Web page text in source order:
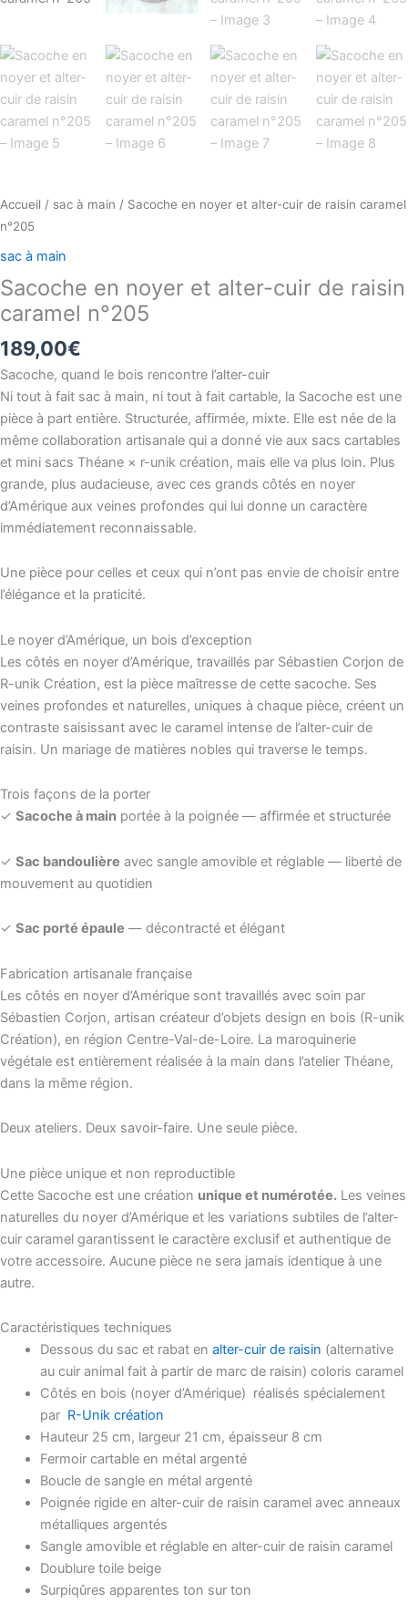
Accueil / sac à main / Sacoche en noyer et alter-cuir de raisin caramel
n°205
sac à main
Sacoche en noyer et alter-cuir de raisin
caramel n°205
189,00€
Sacoche, quand le bois rencontre l’alter-cuir
Ni tout à fait sac à main, ni tout à fait cartable, la Sacoche est une
pièce à part entière. Structurée, affirmée, mixte. Elle est née de la
même collaboration artisanale qui a donné vie aux sacs cartables
et mini sacs Théane × r-unik création, mais elle va plus loin. Plus
grande, plus audacieuse, avec ces grands côtés en noyer
d’Amérique aux veines profondes qui lui donne un caractère
immédiatement reconnaissable.
Une pièce pour celles et ceux qui n’ont pas envie de choisir entre
l’élégance et la praticité.
Le noyer d’Amérique, un bois d’exception
Les côtés en noyer d’Amérique, travaillés par Sébastien Corjon de
R-unik Création, est la pièce maîtresse de cette sacoche. Ses
veines profondes et naturelles, uniques à chaque pièce, créent un
contraste saisissant avec le caramel intense de l’alter-cuir de
raisin. Un mariage de matières nobles qui traverse le temps.
Trois façons de la porter
✓ Sacoche à main portée à la poignée — affirmée et structurée
✓ Sac bandoulière avec sangle amovible et réglable — liberté de
mouvement au quotidien
✓ Sac porté épaule — décontracté et élégant
Fabrication artisanale française
Les côtés en noyer d’Amérique sont travaillés avec soin par
Sébastien Corjon, artisan créateur d’objets design en bois (R-unik
Création), en région Centre-Val-de-Loire. La maroquinerie
végétale est entièrement réalisée à la main dans l’atelier Théane,
dans la même région.
Deux ateliers. Deux savoir-faire. Une seule pièce.
Une pièce unique et non reproductible
Cette Sacoche est une création unique et numérotée. Les veines
naturelles du noyer d’Amérique et les variations subtiles de l’alter-
cuir caramel garantissent le caractère exclusif et authentique de
votre accessoire. Aucune pièce ne sera jamais identique à une
autre.
Caractéristiques techniques
Dessous du sac et rabat en alter-cuir de raisin (alternative
au cuir animal fait à partir de marc de raisin) coloris caramel
Côtés en bois (noyer d’Amérique) réalisés spécialement
par R-Unik création
Hauteur 25 cm, largeur 21 cm, épaisseur 8 cm
Fermoir cartable en métal argenté
Boucle de sangle en métal argenté
Poignée rigide en alter-cuir de raisin caramel avec anneaux
métalliques argentés
Sangle amovible et réglable en alter-cuir de raisin caramel
Doublure toile beige
Surpiqûres apparentes ton sur ton